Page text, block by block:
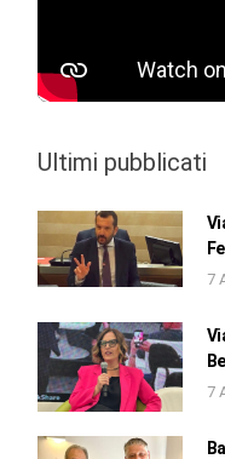
Ultimi pubblicati
7
7